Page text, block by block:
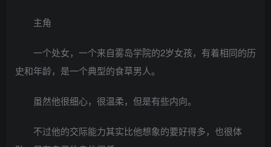
主角
一个处女，一个来自雾岛学院的2岁女孩，有着相同的历
史和年龄，是一个典型的食草男人。
虽然他很细心，很温柔，但是有些内向。
不过他的交际能力其实比他想象的要好得多，也很体